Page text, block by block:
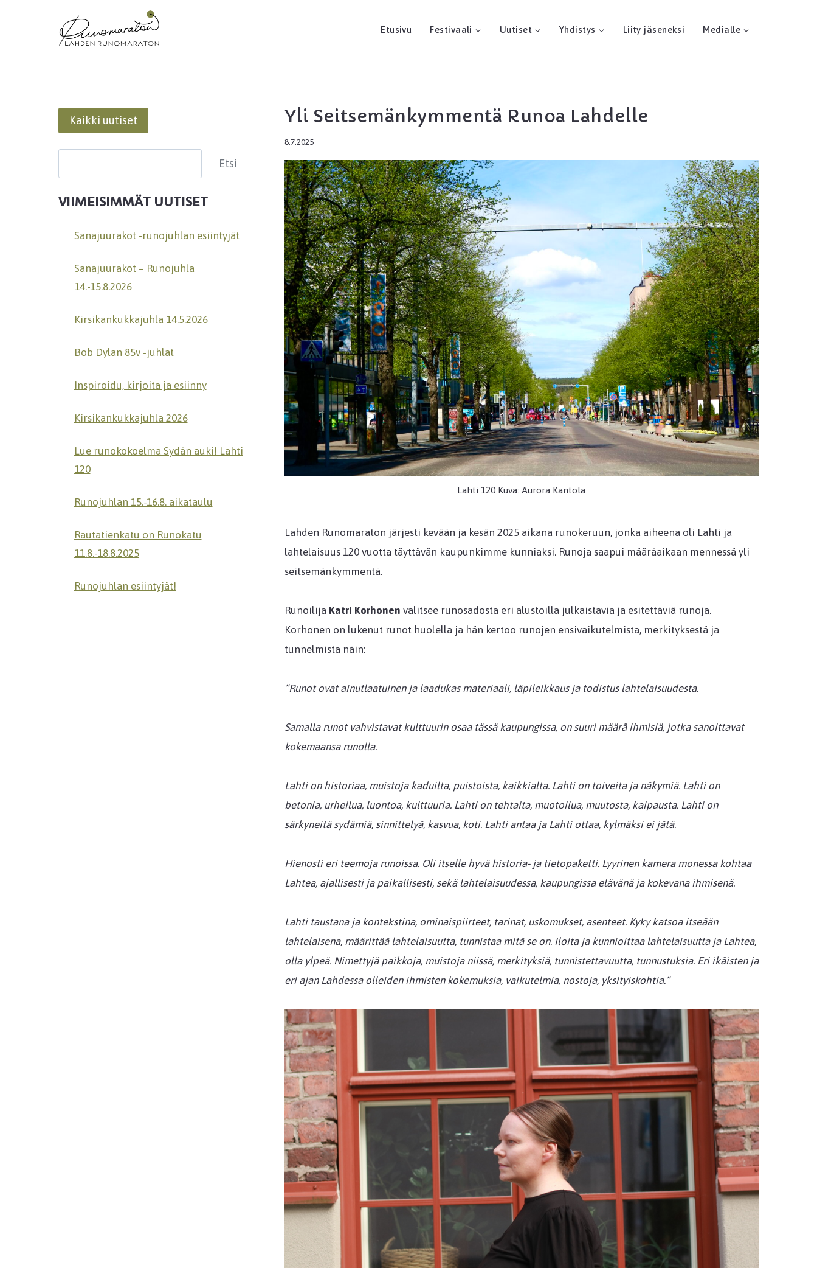
Etusivu Festivaali Uutiset Yhdistys Liity jäseneksi Medialle
Yli Seitsemänkymmentä Runoa Lahdelle
8.7.2025
Lahti 120 Kuva: Aurora Kantola
Lahden Runomaraton järjesti kevään ja kesän 2025 aikana runokeruun, jonka aiheena oli Lahti ja
lahtelaisuus 120 vuotta täyttävän kaupunkimme kunniaksi. Runoja saapui määräaikaan mennessä yli
seitsemänkymmentä.
Runoilija Katri Korhonen valitsee runosadosta eri alustoilla julkaistavia ja esitettäviä runoja.
Korhonen on lukenut runot huolella ja hän kertoo runojen ensivaikutelmista, merkityksestä ja
tunnelmista näin:
”Runot ovat ainutlaatuinen ja laadukas materiaali, läpileikkaus ja todistus lahtelaisuudesta.
Samalla runot vahvistavat kulttuurin osaa tässä kaupungissa, on suuri määrä ihmisiä, jotka sanoittavat
kokemaansa runolla.
Lahti on historiaa, muistoja kaduilta, puistoista, kaikkialta. Lahti on toiveita ja näkymiä. Lahti on
betonia, urheilua, luontoa, kulttuuria. Lahti on tehtaita, muotoilua, muutosta, kaipausta. Lahti on
särkyneitä sydämiä, sinnittelyä, kasvua, koti. Lahti antaa ja Lahti ottaa, kylmäksi ei jätä.
Hienosti eri teemoja runoissa. Oli itselle hyvä historia- ja tietopaketti. Lyyrinen kamera monessa kohtaa
Lahtea, ajallisesti ja paikallisesti, sekä lahtelaisuudessa, kaupungissa elävänä ja kokevana ihmisenä.
Lahti taustana ja kontekstina, ominaispiirteet, tarinat, uskomukset, asenteet. Kyky katsoa itseään
lahtelaisena, määrittää lahtelaisuutta, tunnistaa mitä se on. Iloita ja kunnioittaa lahtelaisuutta ja Lahtea,
olla ylpeä. Nimettyjä paikkoja, muistoja niissä, merkityksiä, tunnistettavuutta, tunnustuksia. Eri ikäisten ja
eri ajan Lahdessa olleiden ihmisten kokemuksia, vaikutelmia, nostoja, yksityiskohtia.”
Kaikki uutiset
Etsi
VIIMEISIMMÄT UUTISET
Sanajuurakot -runojuhlan esiintyjät
Sanajuurakot – Runojuhla
14.-15.8.2026
Kirsikankukkajuhla 14.5.2026
Bob Dylan 85v -juhlat
Inspiroidu, kirjoita ja esiinny
Kirsikankukkajuhla 2026
Lue runokokoelma Sydän auki! Lahti
120
Runojuhlan 15.-16.8. aikataulu
Rautatienkatu on Runokatu
11.8.-18.8.2025
Runojuhlan esiintyjät!